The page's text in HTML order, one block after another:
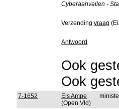
Cyberaanvallen -
Verzendingvraag
Antwoord
Ook
Ook
7-1652
Els Ampe
(Open Vld)